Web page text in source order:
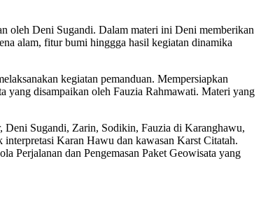
oleh Deni Sugandi. Dalam materi ini Deni memberikan
alam, fitur bumi hinggga hasil kegiatan dinamika
kegiatan pemanduan. Mempersiapkan
yang disampaikan oleh Fauzia Rahmawati. Materi yang
Deni Sugandi, Zarin, Sodikin, Fauzia di Karanghawu,
Karan Hawu dan kawasan Karst Citatah.
Perjalanan dan Pengemasan Paket Geowisata yang